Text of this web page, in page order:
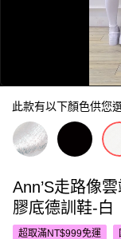
0:00
0:23
此款有以下顏色供您
Ann’S走路像
膠底德訓鞋-白
超取滿NT$999免運